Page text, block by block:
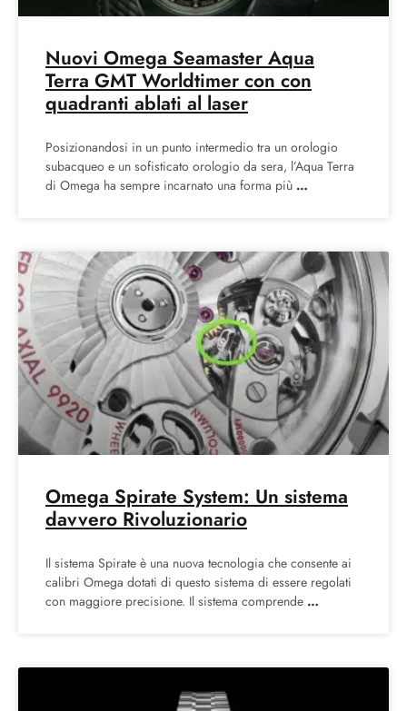
Nuovi Omega Seamaster Aqua
Terra GMT Worldtimer con con
quadranti ablati al laser
Posizionandosi in un punto intermedio tra un orologio
subacqueo e un sofisticato orologio da sera, l’Aqua Terra
di Omega ha sempre incarnato una forma più
Omega Spirate System: Un sistema
davvero Rivoluzionario
Il sistema Spirate è una nuova tecnologia che consente ai
calibri Omega dotati di questo sistema di essere regolati
con maggiore precisione. Il sistema comprende